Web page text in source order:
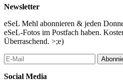
Newsletter
eSeL Mehl abonnieren & jeden
eSeL-Fotos im Postfach haben.
Überraschend. >;e)
Social Media